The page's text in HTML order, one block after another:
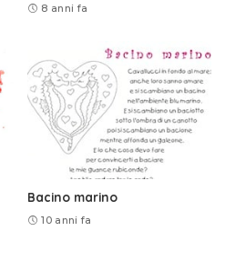
8 anni fa
Bacino marino
10 anni fa